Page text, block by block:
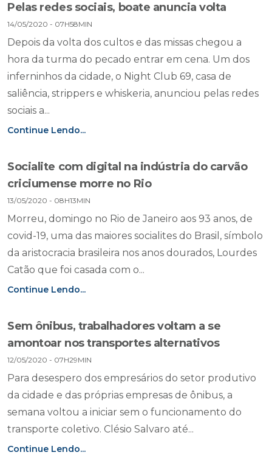
Pelas redes sociais, boate anuncia volta
14/05/2020 - 07H58MIN
Depois da volta dos cultos e das missas chegou a
hora da turma do pecado entrar em cena. Um dos
inferninhos da cidade, o Night Club 69, casa de
saliência, strippers e whiskeria, anunciou pelas redes
sociais a...
Continue Lendo...
Socialite com digital na indústria do carvão
criciumense morre no Rio
13/05/2020 - 08H13MIN
Morreu, domingo no Rio de Janeiro aos 93 anos, de
covid-19, uma das maiores socialites do Brasil, símbolo
da aristocracia brasileira nos anos dourados, Lourdes
Catão que foi casada com o...
Continue Lendo...
Sem ônibus, trabalhadores voltam a se
amontoar nos transportes alternativos
12/05/2020 - 07H29MIN
Para desespero dos empresários do setor produtivo
da cidade e das próprias empresas de ônibus, a
semana voltou a iniciar sem o funcionamento do
transporte coletivo. Clésio Salvaro até...
Continue Lendo...